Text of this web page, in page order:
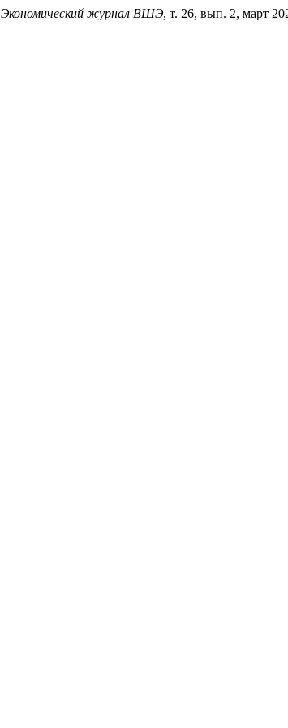
Экономический журнал ВШЭ, т. 26, вып. 2, март